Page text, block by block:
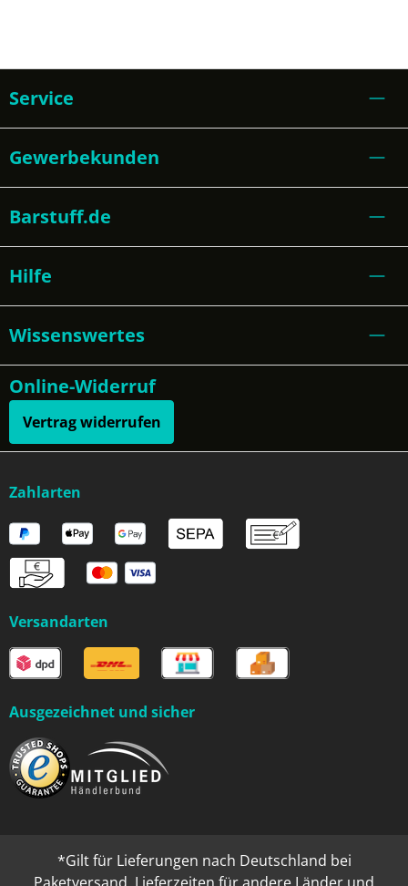
Service
Gewerbekunden
Barstuff.de
Hilfe
Wissenswertes
Online-Widerruf
Vertrag widerrufen
Zahlarten
Versandarten
Ausgezeichnet und sicher
*Gilt für Lieferungen nach Deutschland bei